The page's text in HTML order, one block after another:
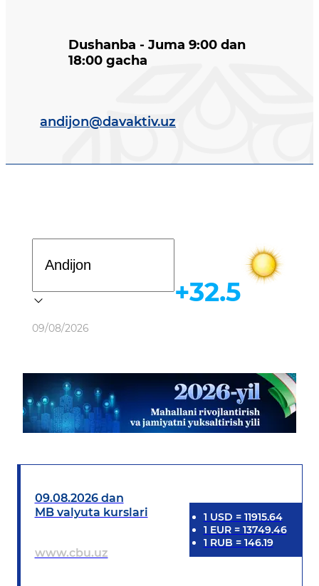
Dushanba - Juma 9:00 dan
18:00 gacha
andijon@davaktiv.uz
Ob-havo
09/08/2026
+32.5
09.08.2026 dan
MB valyuta kurslari
www.cbu.uz
1 USD = 11915.64
1 EUR= 13749.46
1 RUB = 146.19